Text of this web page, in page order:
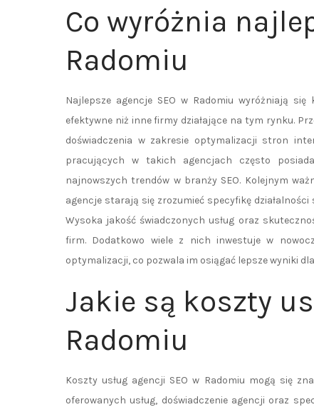
Co wyróżnia
Radomiu
Najlepsze agencje SEO w Radomiu wyróżniają
efektywne niż inne firmy działające na tym rynku.
doświadczenia w zakresie optymalizacji stron
pracujących w takich agencjach często
najnowszych trendów w branży SEO. Kolejnym
agencje starają się zrozumieć specyfikę
Wysoka jakość świadczonych usług oraz
firm. Dodatkowo wiele z nich inwestuje w
optymalizacji, co pozwala im osiągać lepsze wyniki
Jakie są koszty
Radomiu
Koszty usług agencji SEO w Radomiu mogą się
oferowanych usług, doświadczenie agencji oraz